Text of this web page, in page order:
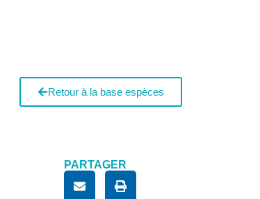
Retour à la base espèces
PARTAGER